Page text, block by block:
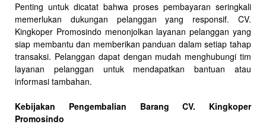
Penting untuk dicatat bahwa proses pembayaran seringkali
memerlukan dukungan pelanggan yang responsif. CV.
Kingkoper Promosindo menonjolkan layanan pelanggan yang
siap membantu dan memberikan panduan dalam setiap tahap
transaksi. Pelanggan dapat dengan mudah menghubungi tim
layanan pelanggan untuk mendapatkan bantuan atau
informasi tambahan.
Kebijakan Pengembalian Barang CV. Kingkoper
Promosindo